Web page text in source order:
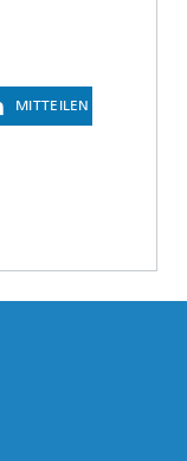
MITTEILEN